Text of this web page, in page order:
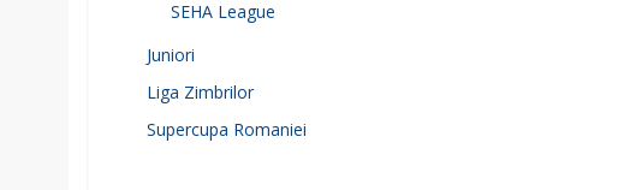
SEHA League
Juniori
Liga Zimbrilor
Supercupa Romaniei